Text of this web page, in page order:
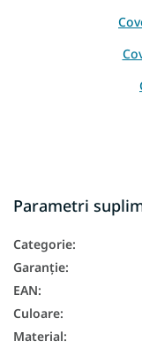
Parametri
Categorie:
Garanţie:
EAN:
Culoare:
Material: